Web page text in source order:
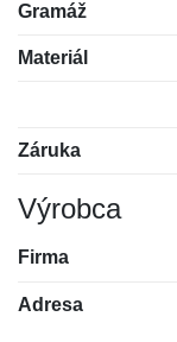
Gramáž
Materiál
Záruka
Výrobca
Firma
Adresa